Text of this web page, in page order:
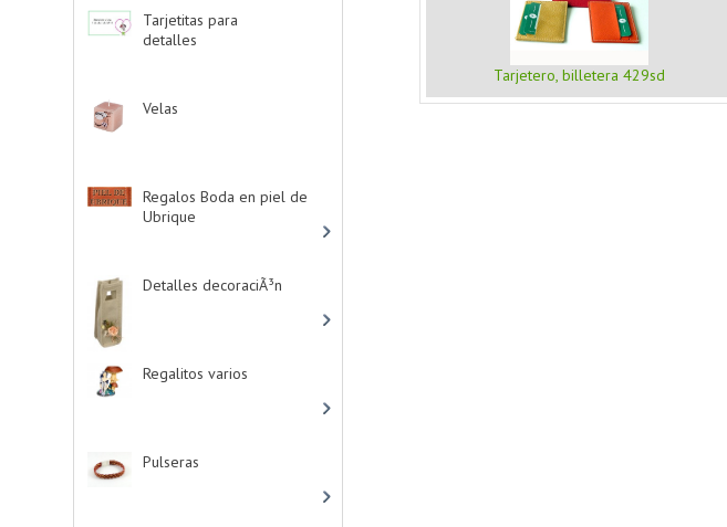
Tarjetero, billetera 429sd
Tarjetitas para
detalles
Velas
Regalos Boda en piel de
Ubrique
Detalles decoraciÃ³n
Regalitos varios
Pulseras